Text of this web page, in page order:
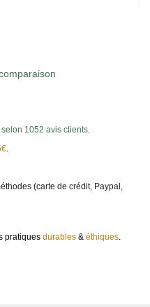
selon 1052 avis clients.
.
(carte de crédit, Paypal,
pratiques durables & éthiques.